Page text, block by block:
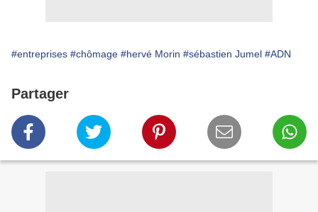
#entreprises #chômage #hervé Morin #sébastien Jumel #ADN
Partager